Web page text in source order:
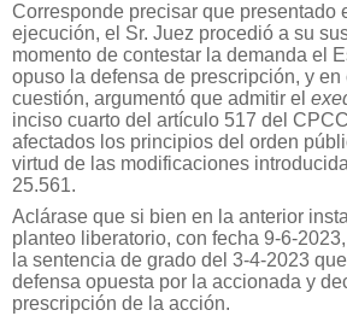
Corresponde precisar que presentado
ejecución, el Sr. Juez procedió a su
momento de contestar la demanda el
opuso la defensa de prescripción, y
cuestión, argumentó que admitir el
inciso cuarto del artículo 517 del
afectados los principios del orden
virtud de las modificaciones
25.561.
Aclárase que si bien en la anterior
planteo liberatorio, con fecha 9-6-
la sentencia de grado del 3-4-2023
defensa opuesta por la accionada y
prescripción de la acción.